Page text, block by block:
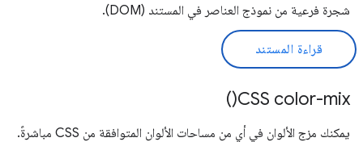
شجرة فرعية من نموذج العناصر في المستند (DOM).
قراءة المستند
CSS color-mix()
يمكنك مزج الألوان في أي من مساحات الألوان المتوافقة من CSS مباشرةً.